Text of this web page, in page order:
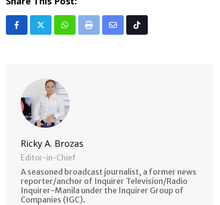
Whatsapp
Print
Share Tiktok
Ricky A. Brozas
Editor-in-Chief
A seasoned broadcast journalist, a former news
reporter/anchor of Inquirer Television/Radio
Inquirer-Manila under the Inquirer Group of
Companies (IGC).